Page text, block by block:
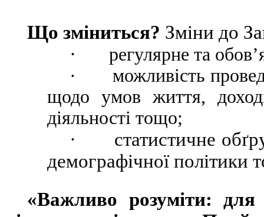
Що зміниться? Зміни до
·
регулярне та
·
можливість
щодо умов життя,
діяльності тощо;
·
статистичне
демографічної політики
«Важливо розуміти: для